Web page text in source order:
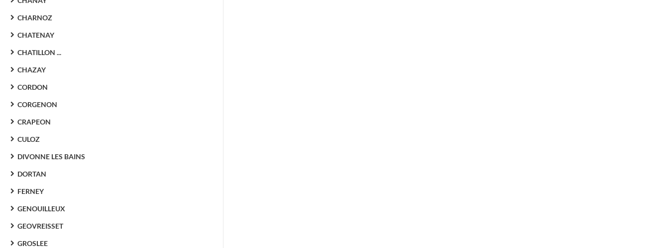
CHARNOZ
CHATENAY
CHATILLON ...
CHAZAY
CORDON
CORGENON
CRAPEON
CULOZ
DIVONNE LES BAINS
DORTAN
FERNEY
GENOUILLEUX
GEOVREISSET
GROSLEE